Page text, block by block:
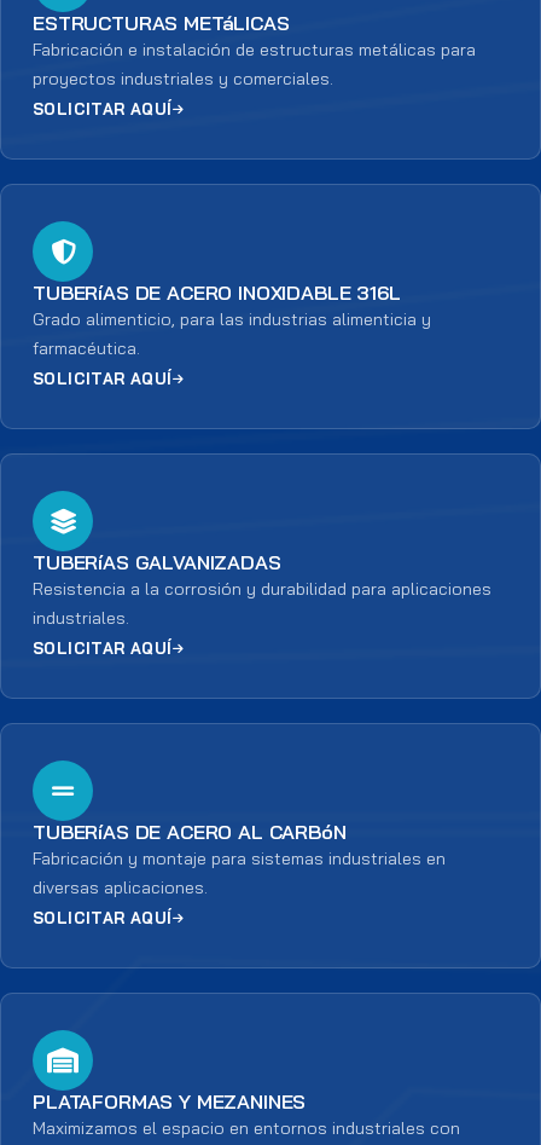
ESTRUCTURAS METáLICAS
Fabricación e instalación de estructuras metálicas para
proyectos industriales y comerciales.
SOLICITAR AQUÍ
TUBERíAS DE ACERO INOXIDABLE 316L
Grado alimenticio, para las industrias alimenticia y
farmacéutica.
SOLICITAR AQUÍ
TUBERíAS GALVANIZADAS
Resistencia a la corrosión y durabilidad para aplicaciones
industriales.
SOLICITAR AQUÍ
TUBERíAS DE ACERO AL CARBóN
Fabricación y montaje para sistemas industriales en
diversas aplicaciones.
SOLICITAR AQUÍ
PLATAFORMAS Y MEZANINES
Maximizamos el espacio en entornos industriales con